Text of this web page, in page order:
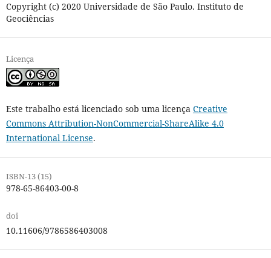
Copyright (c) 2020 Universidade de São Paulo. Instituto de
Geociências
Licença
Este trabalho está licenciado sob uma licença Creative
Commons Attribution-NonCommercial-ShareAlike 4.0
International License.
ISBN-13 (15)
978-65-86403-00-8
doi
10.11606/9786586403008